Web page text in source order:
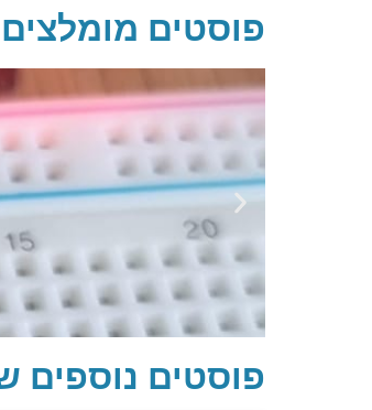
פוסטים מומלצים
פוסטים נוספים